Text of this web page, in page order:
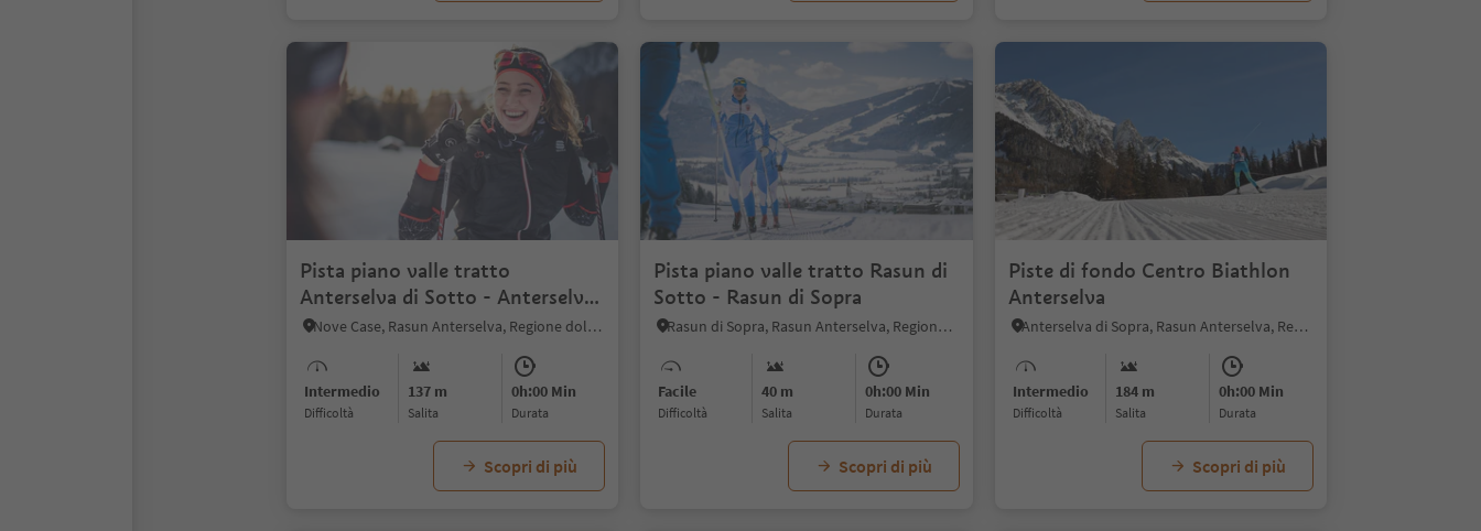
Pista piano valle tratto
Anterselva di Sotto - Anterselva
di Mezzo
Nove Case, Rasun Anterselva, Regione dolomitica Plan de Corones
Intermedio
Difficoltà
137 m
Salita
0h:00 Min
durata
Scopri di più
Pista piano valle tratto Rasun di
Sotto - Rasun di Sopra
Rasun di Sopra, Rasun Anterselva, Regione dolomitica Plan de Corones
Facile
Difficoltà
40 m
Salita
0h:00 Min
durata
Scopri di più
Piste di fondo Centro Biathlon
Anterselva
Anterselva di Sopra, Rasun Anterselva, Regione dolomitica Plan de Corones
Intermedio
Difficoltà
184 m
Salita
0h:00 Min
durata
Scopri di più